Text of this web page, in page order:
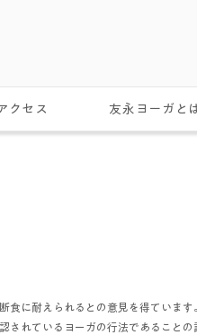
クセス 友永ヨーガと
食に耐えられるとの意見を得ています
れているヨーガの行法であることの